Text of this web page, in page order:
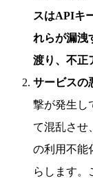
スはAPIキ
れらが漏洩
渡り、不正
サービスの
撃が発生し
て混乱させ
の利用不能
らします。